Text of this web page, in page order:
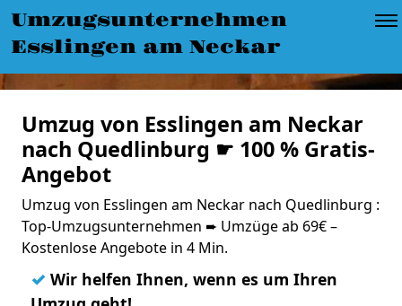
Umzugsunternehmen
Esslingen am Neckar
Umzug von Esslingen am Neckar
nach Quedlinburg ☛ 100 % Gratis-
Angebot
Umzug von Esslingen am Neckar nach Quedlinburg :
Top-Umzugsunternehmen ➨ Umzüge ab 69€ –
Kostenlose Angebote in 4 Min.
✓ Wir helfen Ihnen, wenn es um Ihren